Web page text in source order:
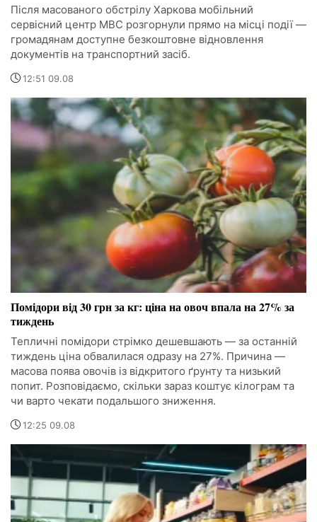
Після масованого обстрілу Харкова мобільний
сервісний центр МВС розгорнули прямо на місці події —
громадянам доступне безкоштовне відновлення
документів на транспортний засіб.
12:51 09.08
Помідори від 30 грн за кг: ціна на овоч впала на 27% за
тиждень
Тепличні помідори стрімко дешевшають — за останній
тиждень ціна обвалилася одразу на 27%. Причина —
масова поява овочів із відкритого ґрунту та низький
попит. Розповідаємо, скільки зараз коштує кілограм та
чи варто чекати подальшого зниження.
12:25 09.08